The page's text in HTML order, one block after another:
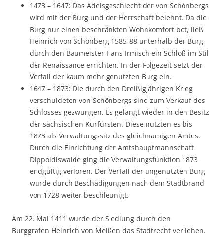
1473 – 1647: Das Adelsgeschlecht der von Schönbergs
wird mit der Burg und der Herrschaft belehnt. Da die
Burg nur einen beschränkten Wohnkomfort bot, ließ
Heinrich von Schönberg 1585-88 unterhalb der Burg
durch den Baumeister Hans Irmisch ein Schloß im Stil
der Renaissance errichten. In der Folgezeit setzt der
Verfall der kaum mehr genutzten Burg ein.
1647 – 1873: Die durch den Dreißigjährigen Krieg
verschuldeten von Schönbergs sind zum Verkauf des
Schlosses gezwungen. Es gelangt wieder in den Besitz
der sächsischen Kurfürsten. Diese nutzten es bis
1873 als Verwaltungssitz des gleichnamigen Amtes.
Durch die Einrichtung der Amtshauptmannschaft
Dippoldiswalde ging die Verwaltungsfunktion 1873
endgültig verloren. Der Verfall der ungenutzten Burg
wurde durch Beschädigungen nach dem Stadtbrand
von 1728 weiter beschleunigt.
Am 22. Mai 1411 wurde der Siedlung durch den
Burggrafen Heinrich von Meißen das Stadtrecht verliehen.